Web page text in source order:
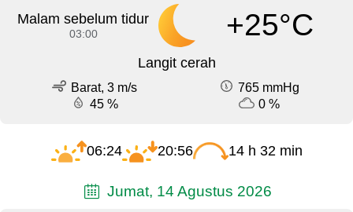
Malam sebelum tidur
03:00 +25°C
Langit cerah
Barat, 3 m/s
765 mmHg
45 %
0 %
06:24 20:56 14 h 32 min
Jumat, 14 Agustus 2026